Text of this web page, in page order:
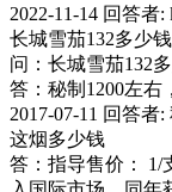
2022-11-14 回答者:
长城雪茄132多少
问：长城雪茄132
答：秘制1200左右
2017-07-11 回答者
这烟多少钱
答：指导售价： 1/